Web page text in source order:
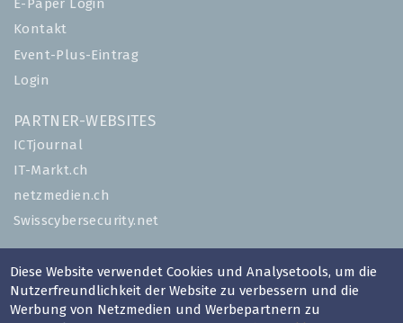
E-Paper Login
Kontakt
Event-Plus-Eintrag
Login
PARTNER-WEBSITES
ICTjournal
IT-Markt.ch
netzmedien.ch
Swisscybersecurity.net
© NETZMEDIEN AG 2026
Impressum
AGB
Diese Website verwendet Cookies und Analysetools, um die
Nutzerfreundlichkeit der Website zu verbessern und die
Werbung von Netzmedien und Werbepartnern zu